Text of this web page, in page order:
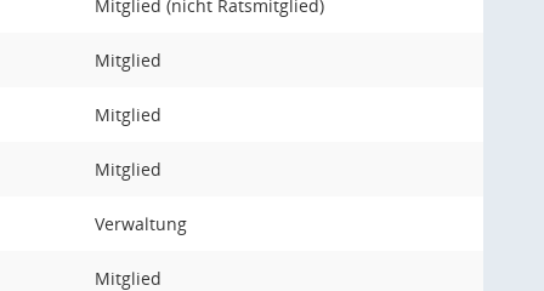
Mitglied (nicht Ratsmitglied)
Mitglied
Mitglied
Mitglied
Verwaltung
Mitglied